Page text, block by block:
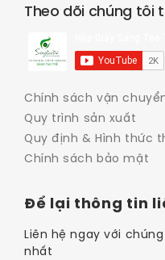
Theo dõi chúng tôi
Chính sách vận
Quy trình sản xuất
Quy định & Hình thức
Chính sách bảo mật
Để lại thông tin
Liên hệ ngay với
nhất